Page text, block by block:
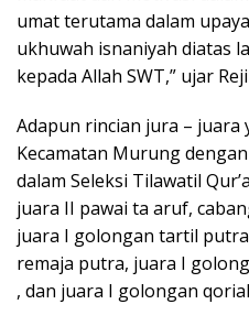
umat terutama dalam
ukhuwah isnaniyah diatas
kepada Allah SWT,” ujar
Adapun rincian jura – juara
Kecamatan Murung
dalam Seleksi Tilawatil
juara II pawai ta aruf,
juara I golongan tartil
remaja putra, juara I
, dan juara I golongan